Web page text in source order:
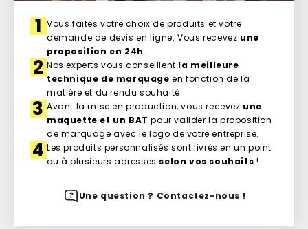
1 Vous faites votre choix de produits et votre
demande de devis en ligne. Vous recevez une
proposition en 24h.
2 Nos experts vous conseillent la meilleure
technique de marquage en fonction de la
matière et du rendu souhaité.
3 Avant la mise en production, vous recevez une
maquette et un BAT pour valider la proposition
de marquage avec le logo de votre entreprise.
4 Les produits personnalisés sont livrés en un point
ou à plusieurs adresses selon vos souhaits !
Une question ? Contactez-nous !